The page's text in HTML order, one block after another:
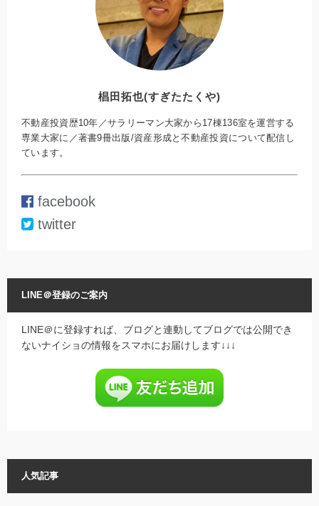
椙田拓也(すぎたたくや)
不動産投資歴10年／サラリーマン大家から17棟136室を運営する
専業大家に／著書9冊出版/資産形成と不動産投資について配信し
ています。
facebook
twitter
LINE＠登録のご案内
LINE＠に登録すれば、ブログと連動してブログでは公開でき
ないナイショの情報をスマホにお届けします↓↓↓
人気記事